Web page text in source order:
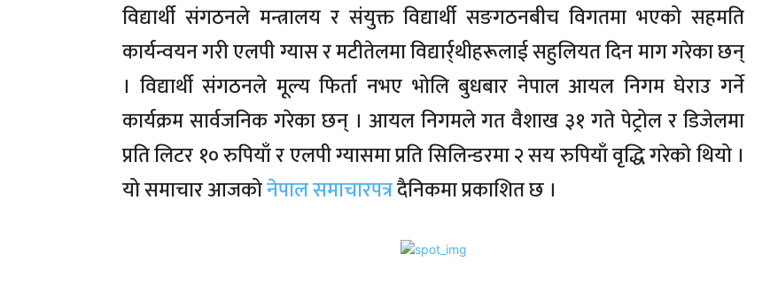
विद्यार्थी संगठनले मन्त्रालय र संयुक्त विद्यार्थी सङगठनबीच विगतमा भएको सहमति
कार्यन्वयन गरी एलपी ग्यास र मटीतेलमा विद्यार्र्थीहरूलाई सहुलियत दिन माग गरेका छन्
। विद्यार्थी संगठनले मूल्य फिर्ता नभए भोलि बुधबार नेपाल आयल निगम घेराउ गर्ने
कार्यक्रम सार्वजनिक गरेका छन् । आयल निगमले गत वैशाख ३१ गते पेट्रोल र डिजेलमा
प्रति लिटर १० रुपियाँ र एलपी ग्यासमा प्रति सिलिन्डरमा २ सय रुपियाँ वृद्धि गरेको थियो ।
यो समाचार आजकोनेपाल समाचारपत्रदैनिकमा प्रकाशित छ ।